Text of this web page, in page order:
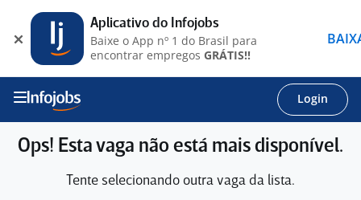
Login
Ops! Esta vaga não está mais disponível.
Tente selecionando outra vaga da lista.
Aplicativo do Infojobs
Baixe o App nº 1 do Brasil para
encontrar empregos GRÁTIS!!